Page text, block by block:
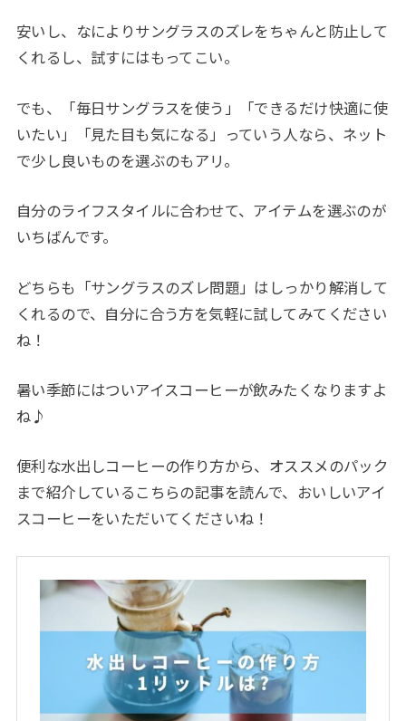
安いし、なによりサングラスのズレをちゃんと防止して
くれるし、試すにはもってこい。
でも、「毎日サングラスを使う」「できるだけ快適に使
いたい」「見た目も気になる」っていう人なら、ネット
で少し良いものを選ぶのもアリ。
自分のライフスタイルに合わせて、アイテムを選ぶのが
いちばんです。
どちらも「サングラスのズレ問題」はしっかり解消して
くれるので、自分に合う方を気軽に試してみてください
ね！
暑い季節にはついアイスコーヒーが飲みたくなりますよ
ね♪
便利な水出しコーヒーの作り方から、オススメのパック
まで紹介しているこちらの記事を読んで、おいしいアイ
スコーヒーをいただいてくださいね！